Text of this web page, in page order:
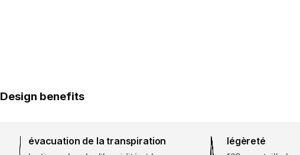
Design benefits
évacuation de la transpiration légèreté